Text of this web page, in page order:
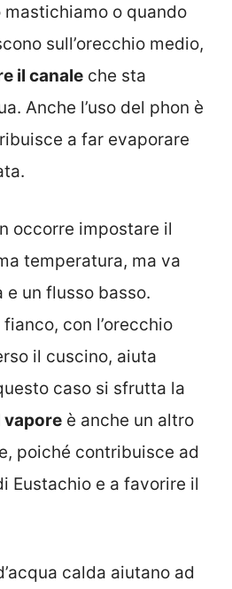
o quando
sull’orecchio medio,
il canale che sta
Anche l’uso del phon è
a far evaporare
occorre impostare il
temperatura, ma va
e un flusso basso.
con l’orecchio
il cuscino, aiuta
caso si sfrutta la
vapore è anche un altro
poiché contribuisce ad
Eustachio e a favorire il
calda aiutano ad